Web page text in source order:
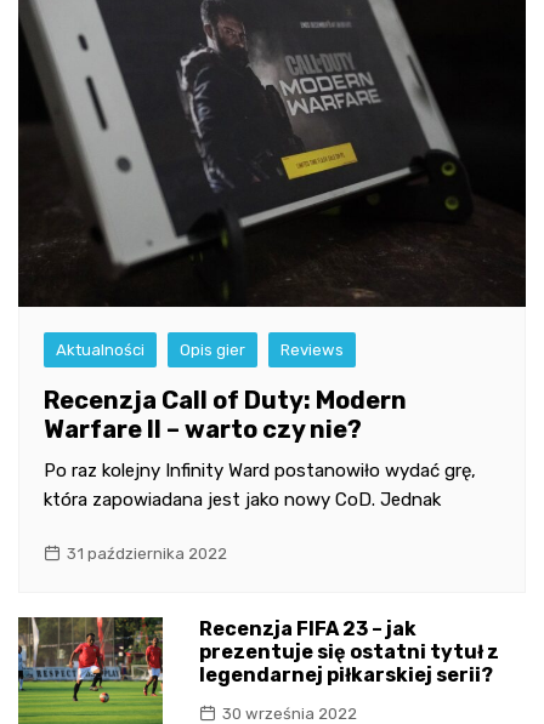
Aktualności Opis gier Reviews
Recenzja Call of Duty: Modern
Warfare II – warto czy nie?
Po raz kolejny Infinity Ward postanowiło wydać grę,
która zapowiadana jest jako nowy CoD. Jednak
31 października 2022
Recenzja FIFA 23 – jak
prezentuje się ostatni tytuł z
legendarnej piłkarskiej serii?
30 września 2022